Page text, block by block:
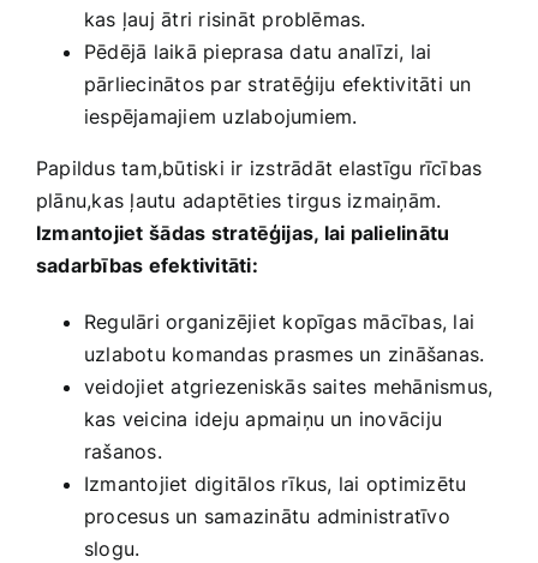
kas ļauj ātri risināt problēmas.
Pēdējā‌ laikā pieprasa datu analīzi, lai ​
pārliecinātos par stratēģiju efektivitāti un
iespējamajiem uzlabojumiem.
Papildus tam,būtiski‌ ir⁤ izstrādāt elastīgu rīcības‍
plānu,kas ļautu adaptēties tirgus izmaiņām.
Izmantojiet⁤ šādas stratēģijas, lai palielinātu
sadarbības efektivitāti:
Regulāri organizējiet kopīgas mācības, lai
uzlabotu komandas prasmes un zināšanas.
veidojiet​ atgriezeniskās saites mehānismus,
kas veicina ideju apmaiņu un inovāciju
rašanos.
Izmantojiet digitālos rīkus, lai optimizētu
procesus un samazinātu administratīvo
slogu.